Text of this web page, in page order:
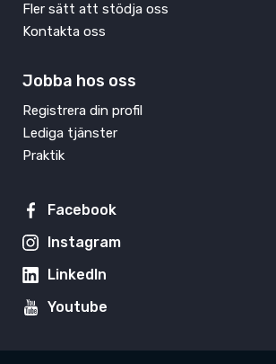
Fler sätt att stödja oss
Kontakta oss
Jobba hos oss
Registrera din profil
Lediga tjänster
Praktik
Facebook
Instagram
LinkedIn
Youtube